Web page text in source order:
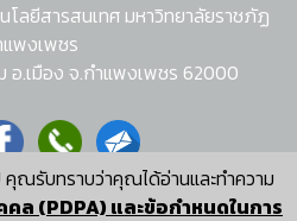
คุณรับทราบว่าคุณได้อ่านและทำความ
ล (PDPA) และข้อกำหนดในการ
โลยีสารสนเทศ มหาวิทยาลัยราชภัฏ
แพงเพชร
อ.เมือง จ.กำแพงเพชร 62000
บ อนุชา พวงผกา